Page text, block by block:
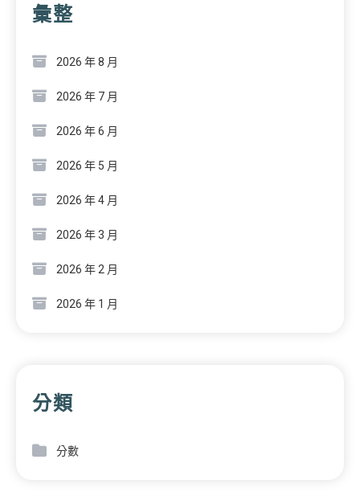
彙整
2026 年 8 月
2026 年 7 月
2026 年 6 月
2026 年 5 月
2026 年 4 月
2026 年 3 月
2026 年 2 月
2026 年 1 月
分類
分數